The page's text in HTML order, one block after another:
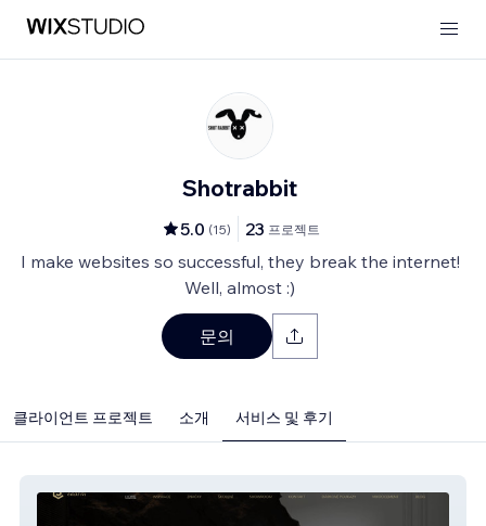
Shotrabbit
5.0 (15) 23 프로젝트
I make websites so successful, they break the internet!
Well, almost :)
문의
클라이언트 프로젝트 소개 서비스 및 후기